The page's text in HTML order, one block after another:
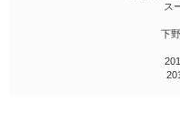
ス
下